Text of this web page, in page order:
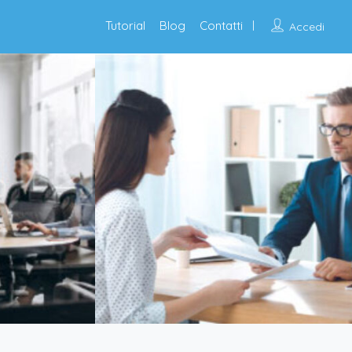
Accedi
Tutorial Blog Contatti